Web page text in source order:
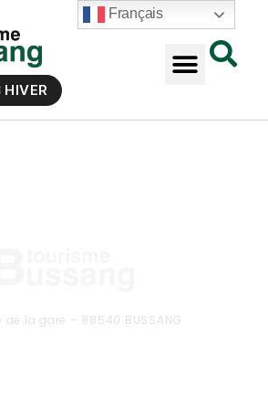
HIVER
de la gare – 88540 BUSSANG
Français
des cookies